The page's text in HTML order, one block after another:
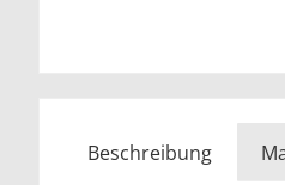
Beschreibung